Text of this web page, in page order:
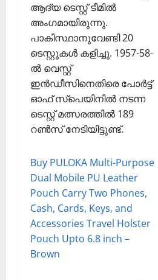
ആദ്യ ടെസ്റ്റ് ടീമില്‍
അംഗമായിരുന്നു.
പാകിസ്ഥാനുവേണ്ടി 20
ടെസ്റ്റുകള്‍ കളിച്ചു. 1957-58-
ല്‍ വെസ്റ്റ്
ഇന്‍ഡീസിനെതിരെ പോര്‍ട്ട്
ഓഫ് സ്‌പെയിനില്‍ നടന്ന
ടെസ്റ്റ് മത്സരത്തില്‍ 189
റണ്‍സ് നേടിയിട്ടുണ്ട്.
Buy PULOKA Multi-Purpose
Dual Mobile PU Leather
Pouch Carry Two Phones,
Cash, Cards, Keys, and
Accessories Travel Holster
Pouch Upto 6.8 inch –
Brown